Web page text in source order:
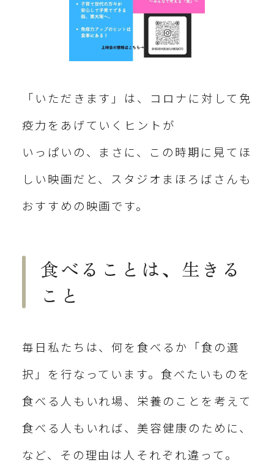
「いただきます」は、コロナに対して免
疫力をあげていくヒントが
いっぱいの、まさに、この時期に見てほ
しい映画だと、スタジオまほろばさんも
おすすめの映画です。
食べることは、生きる
こと
毎日私たちは、何を食べるか「食の選
択」を行なっています。食べたいものを
食べる人もいれ場、栄養のことを考えて
食べる人もいれば、美容健康のために、
など、その理由は人それぞれ違って。